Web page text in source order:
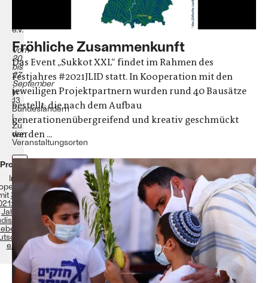
e.V.
Vom
20.
bis
27.
September
In
13
Bundesländern
|
Zu
den
Veranstaltungsorten
Programm
In
321-
1700
Jahre
in
e.V.
Fröhliche Zusammenkunft
Das Event „Sukkot XXL“ findet im Rahmen des
Festjahres #2021JLID statt. In Kooperation mit den
jeweiligen Projektpartnern wurden rund 40 Bausätze
bestellt, die nach dem Aufbau
generationenübergreifend und kreativ geschmückt
werden ...